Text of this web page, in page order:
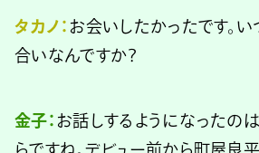
タカノ： お会いしたかったです。
合いなんですか？
金子： お話しするようになったの
らですね。デビュー前から町屋良